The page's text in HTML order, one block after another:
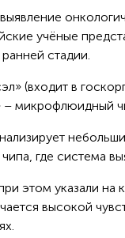
учёные
стадии.
(входит в
микрофлюидный
где система
этом указали на
высокой